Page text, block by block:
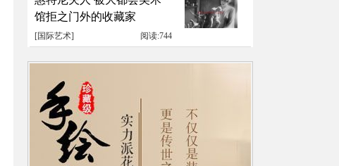
馆拒之门外的收藏家
[国际艺术] 阅读:744